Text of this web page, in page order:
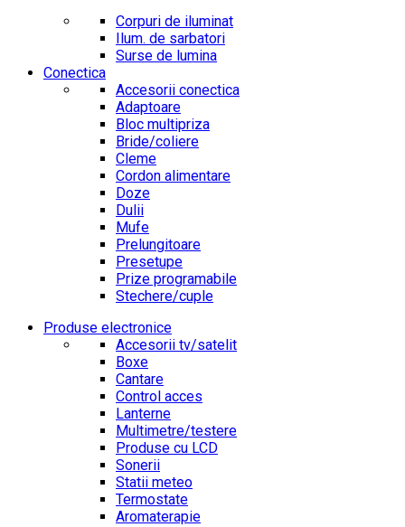
Corpuri de iluminat
Ilum. de sarbatori
Surse de lumina
Conectica
Accesorii conectica
Adaptoare
Bloc multipriza
Bride/coliere
Cleme
Cordon alimentare
Doze
Dulii
Mufe
Prelungitoare
Presetupe
Prize programabile
Stechere/cuple
Produse electronice
Accesorii tv/satelit
Boxe
Cantare
Control acces
Lanterne
Multimetre/testere
Produse cu LCD
Sonerii
Statii meteo
Termostate
Aromaterapie